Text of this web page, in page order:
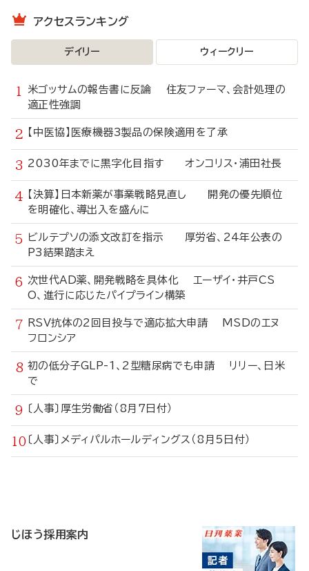
アクセスランキング
デイリー ウィークリー
米ゴッサムの報告書に反論 住友ファーマ、会計処理の
適正性強調
【中医協】医療機器3製品の保険適用を了承
2030年までに黒字化目指す オンコリス・浦田社長
【決算】日本新薬が事業戦略見直し 開発の優先順位
を明確化、導出入を盛んに
ビルテプソの添文改訂を指示 厚労省、24年公表の
P3結果踏まえ
次世代AD薬、開発戦略を具体化 エーザイ・井戸CS
O、進行に応じたパイプライン構築
RSV抗体の2回目投与で適応拡大申請 MSDのエヌ
フロンシア
初の低分子GLP-1、2型糖尿病でも申請 リリー、日米
で
〔人事〕厚生労働省（8月7日付）
〔人事〕メディパルホールディングス（8月5日付）
じほう採用案内